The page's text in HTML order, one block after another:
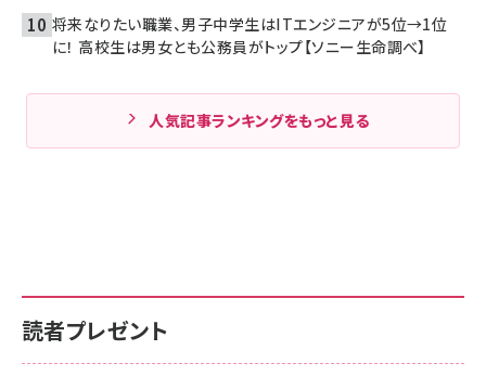
将来なりたい職業、男子中学生はITエンジニアが5位→1位
に！ 高校生は男女とも公務員がトップ【ソニー生命調べ】
人気記事ランキングをもっと見る
読者プレゼント